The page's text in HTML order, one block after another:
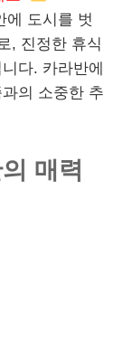
에 도시를 벗
, 진정한 휴식
다. 카라반에
의 소중한 추
매력